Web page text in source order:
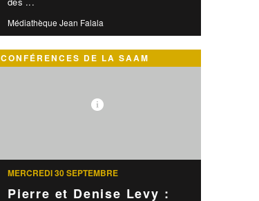
Médiathèque Jean Falala
CONFÉRENCES DE LA SAAM
MERCREDI 30 SEPTEMBRE
Pierre et Denise Levy :